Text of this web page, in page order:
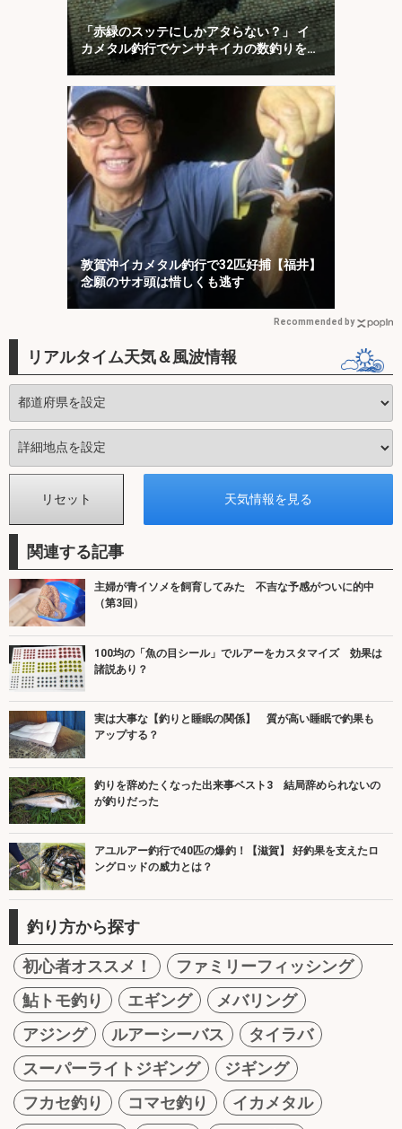
「赤緑のスッテにしかアタらない？」 イ
カメタル釣行でケンサキイカの数釣りを堪
能【京都】
敦賀沖イカメタル釣行で32匹好捕【福井】
念願のサオ頭は惜しくも逃す
Recommended by
リアルタイム天気＆風波情報
関連する記事
主婦が青イソメを飼育してみた 不吉な予感がついに的中
（第3回）
100均の「魚の目シール」でルアーをカスタマイズ 効果は
諸説あり？
実は大事な【釣りと睡眠の関係】 質が高い睡眠で釣果も
アップする？
釣りを辞めたくなった出来事ベスト3 結局辞められないの
が釣りだった
アユルアー釣行で40匹の爆釣！【滋賀】 好釣果を支えたロ
ングロッドの威力とは？
釣り方から探す
初心者オススメ！
ファミリーフィッシング
鮎トモ釣り
エギング
メバリング
アジング
ルアーシーバス
タイラバ
スーパーライトジギング
ジギング
フカセ釣り
コマセ釣り
イカメタル